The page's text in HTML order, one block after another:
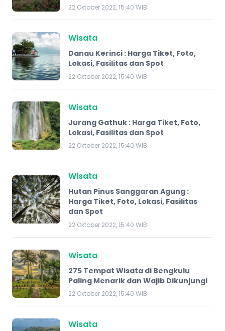
22 Oktober 2022, 15:40 WIB
Wisata
Danau Kerinci : Harga Tiket, Foto,
Lokasi, Fasilitas dan Spot
22 Oktober 2022, 15:40 WIB
Wisata
Jurang Gathuk : Harga Tiket, Foto,
Lokasi, Fasilitas dan Spot
22 Oktober 2022, 15:40 WIB
Wisata
Hutan Pinus Sanggaran Agung :
Harga Tiket, Foto, Lokasi, Fasilitas
dan Spot
22 Oktober 2022, 15:40 WIB
Wisata
275 Tempat Wisata di Bengkulu
Paling Menarik dan Wajib Dikunjungi
22 Oktober 2022, 15:40 WIB
Wisata